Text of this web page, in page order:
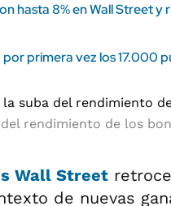
hasta 8% en Wall Street y
primera vez los 17.000
rendimiento de los
Wall Street
de nuevas